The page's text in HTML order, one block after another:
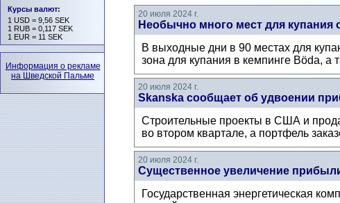
20 июля 2024 г.
Необычно много мест для купания
В выходные дни в 90 местах для
зона для купания в кемпинге Böda, а
20 июля 2024 г.
Skanska сообщает об удвоении
Строительные проекты в США и
во втором квартале, а портфель
20 июля 2024 г.
Существенное увеличение прибыли
Государственная энергетическая
Курсы валют:
1 USD = 9,56 SEK
1 RUB = 0,117 SEK
1 EUR = 11 SEK
Информация о рекламе
на Шведской Пальме